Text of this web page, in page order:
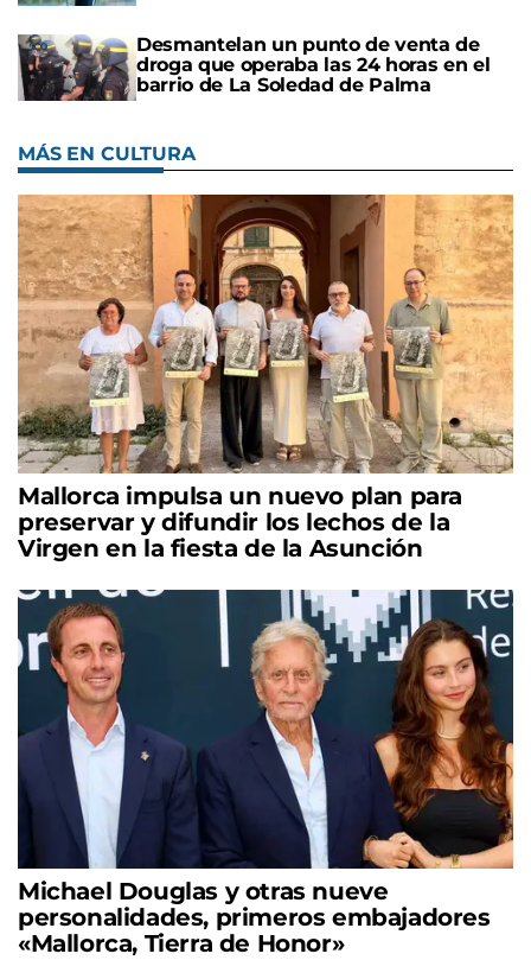
Desmantelan un punto de venta de
droga que operaba las 24 horas en el
barrio de La Soledad de Palma
MÁS EN CULTURA
Mallorca impulsa un nuevo plan para
preservar y difundir los lechos de la
Virgen en la fiesta de la Asunción
Michael Douglas y otras nueve
personalidades, primeros embajadores
«Mallorca, Tierra de Honor»